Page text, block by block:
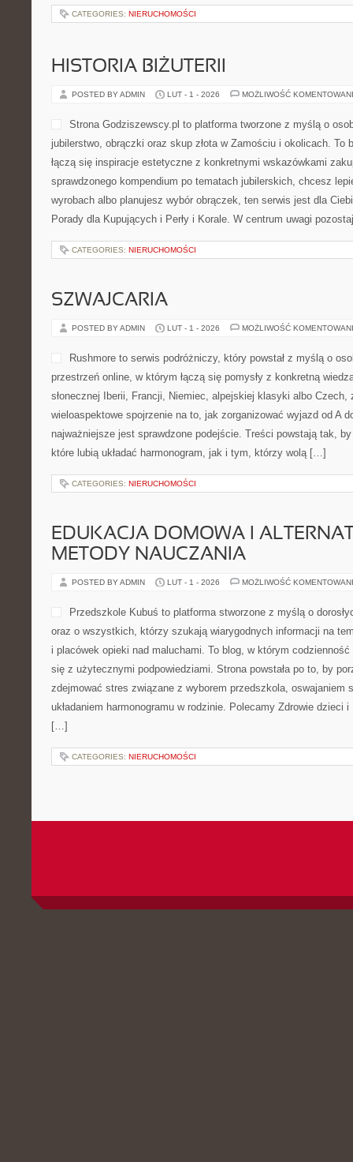
CATEGORIES: NIERUCHOMOŚCI
HISTORIA BIŻUTERII
POSTED BY ADMIN LUT - 1 - 2026 MOŻLIWOŚĆ
Strona Godziszewscy.pl to platforma tworzone z myślą o
jubilerstwo, obrączki oraz skup złota w Zamościu i okolicach. To
łączą się inspiracje estetyczne z konkretnymi wskazówkami
sprawdzonego kompendium po tematach jubilerskich, chcesz
wyrobach albo planujesz wybór obrączek, ten serwis jest dla
Porady dla Kupujących i Perły i Korale. W centrum uwagi
CATEGORIES: NIERUCHOMOŚCI
SZWAJCARIA
POSTED BY ADMIN LUT - 1 - 2026 MOŻLIWOŚĆ
Rushmore to serwis podróżniczy, który powstał z myślą o
przestrzeń online, w którym łączą się pomysły z konkretną
słonecznej Iberii, Francji, Niemiec, alpejskiej klasyki albo Czech,
wieloaspektowe spojrzenie na to, jak zorganizować wyjazd od A
najważniejsze jest sprawdzone podejście. Treści powstają tak,
które lubią układać harmonogram, jak i tym, którzy wolą […]
CATEGORIES: NIERUCHOMOŚCI
EDUKACJA DOMOWA I
METODY NAUCZANIA
POSTED BY ADMIN LUT - 1 - 2026 MOŻLIWOŚĆ
Przedszkole Kubuś to platforma stworzone z myślą o
oraz o wszystkich, którzy szukają wiarygodnych informacji na
i placówek opieki nad maluchami. To blog, w którym
się z użytecznymi podpowiedziami. Strona powstała po to, by
zdejmować stres związane z wyborem przedszkola, oswajaniem
układaniem harmonogramu w rodzinie. Polecamy Zdrowie dzieci
[…]
CATEGORIES: NIERUCHOMOŚCI